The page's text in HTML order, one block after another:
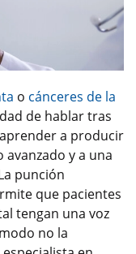
o cánceres de la
de hablar tras
a producir
y a una
punción
que pacientes
tengan una voz
no la